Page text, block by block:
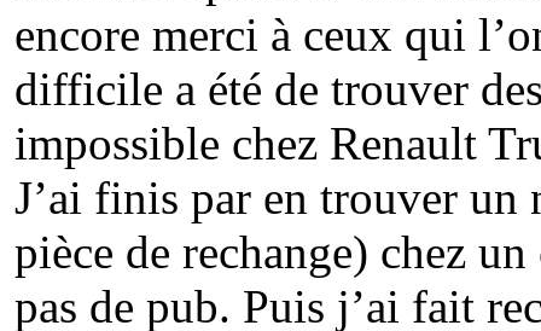
encore merci à ceux qui
difficile a été de trouver
impossible chez Renault
J’ai finis par en trouver un
pièce de rechange) chez
pas de pub. Puis j’ai fait